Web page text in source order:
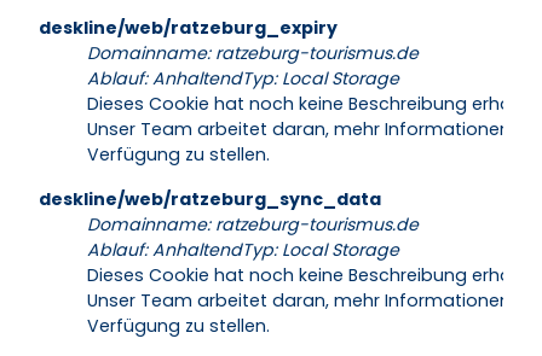
deskline/web/ratzeburg_expiry
Domainname: ratzeburg-tourismus.de
Ablauf:AnhaltendTyp: Local Storage
Dieses Cookie hat noch keine Beschreibung
Unser Team arbeitet daran, mehr Informationen zur
Verfügung zu stellen.
deskline/web/ratzeburg_sync_data
Domainname: ratzeburg-tourismus.de
Ablauf:AnhaltendTyp: Local Storage
Dieses Cookie hat noch keine Beschreibung
Unser Team arbeitet daran, mehr Informationen zur
Verfügung zu stellen.